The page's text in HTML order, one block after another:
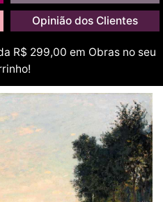
Opinião dos Clientes
R$ 299,00 em Obras no seu